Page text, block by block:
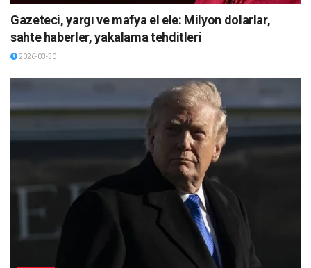
Gazeteci, yargı ve mafya el ele: Milyon dolarlar,
sahte haberler, yakalama tehditleri
2026-03-30